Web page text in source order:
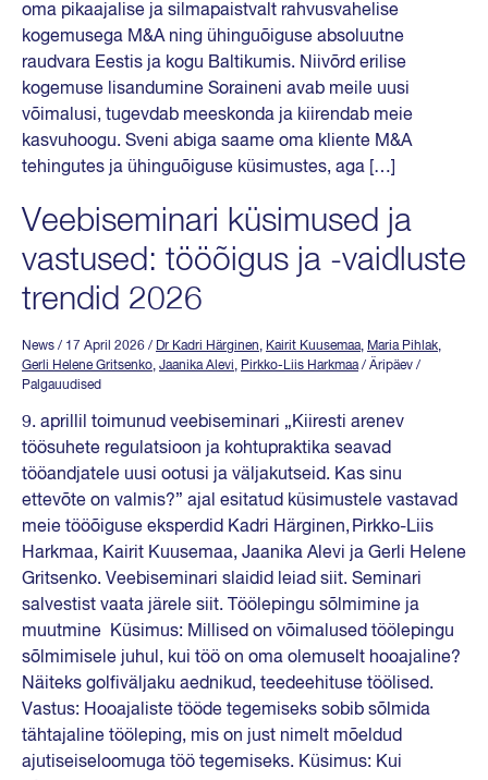
oma pikaajalise ja silmapaistvalt rahvusvahelise
kogemusega M&A ning ühinguõiguse absoluutne
raudvara Eestis ja kogu Baltikumis. Niivõrd erilise
kogemuse lisandumine Soraineni avab meile uusi
võimalusi, tugevdab meeskonda ja kiirendab meie
kasvuhoogu. Sveni abiga saame oma kliente M&A
tehingutes ja ühinguõiguse küsimustes, aga […]
Veebiseminari küsimused ja
vastused: tööõigus ja -vaidluste
trendid 2026
News / 17 April 2026 / Dr Kadri Härginen, Kairit Kuusemaa, Maria Pihlak,
Gerli Helene Gritsenko, Jaanika Alevi, Pirkko-Liis Harkmaa / Äripäev /
Palgauudised
9. aprillil toimunud veebiseminari „Kiiresti arenev
töösuhete regulatsioon ja kohtupraktika seavad
tööandjatele uusi ootusi ja väljakutseid. Kas sinu
ettevõte on valmis?” ajal esitatud küsimustele vastavad
meie tööõiguse eksperdid Kadri Härginen, Pirkko-Liis
Harkmaa, Kairit Kuusemaa, Jaanika Alevi ja Gerli Helene
Gritsenko. Veebiseminari slaidid leiad siit. Seminari
salvestist vaata järele siit. Töölepingu sõlmimine ja
muutmine Küsimus: Millised on võimalused töölepingu
sõlmimisele juhul, kui töö on oma olemuselt hooajaline?
Näiteks golfiväljaku aednikud, teedeehituse töölised.
Vastus: Hooajaliste tööde tegemiseks sobib sõlmida
tähtajaline tööleping, mis on just nimelt mõeldud
ajutiseiseloomuga töö tegemiseks. Küsimus: Kui